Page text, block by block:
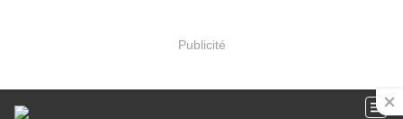
Publicité